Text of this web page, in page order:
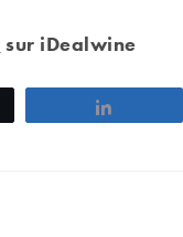
sur iDealwine